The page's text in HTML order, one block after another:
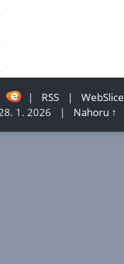
| RSS |
WebSlice
1. 2026
| Nahoru ↑